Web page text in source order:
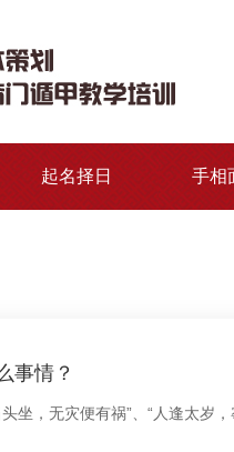
起名择日 手相
事情？
坐，无灾便有祸”、“人逢太岁